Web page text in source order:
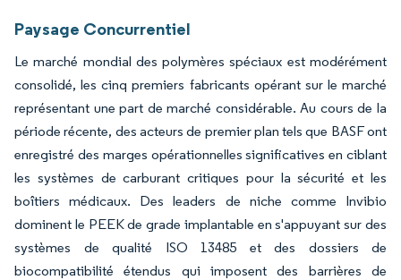
Paysage Concurrentiel
Le marché mondial des polymères spéciaux est modérément
consolidé, les cinq premiers fabricants opérant sur le marché
représentant une part de marché considérable. Au cours de la
période récente, des acteurs de premier plan tels que BASF ont
enregistré des marges opérationnelles significatives en ciblant
les systèmes de carburant critiques pour la sécurité et les
boîtiers médicaux. Des leaders de niche comme Invibio
dominent le PEEK de grade implantable en s'appuyant sur des
systèmes de qualité ISO 13485 et des dossiers de
biocompatibilité étendus qui imposent des barrières de